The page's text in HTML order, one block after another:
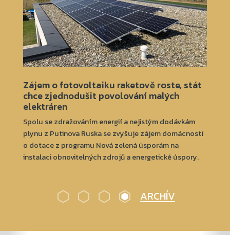
Zájem o fotovoltaiku raketově roste, stát
chce zjednodušit povolování malých
elektráren
Spolu se zdražováním energií a nejistým dodávkám
plynu z Putinova Ruska se zvyšuje zájem domácností
o dotace z programu Nová zelená úsporám na
instalaci obnovitelných zdrojů a energetické úspory.
ARCHÍV